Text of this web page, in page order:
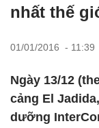
nhất thế
01/01/2016 - 11:39
Ngày 13/12
cảng El
dưỡng